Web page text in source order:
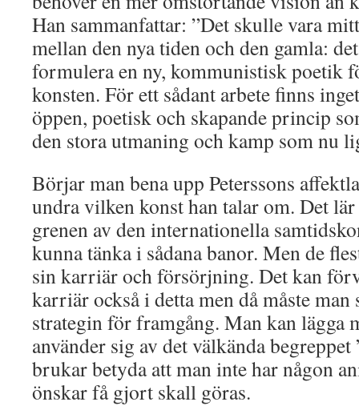
Han sammanfattar: ”Det skulle vara
mellan den nya tiden och den gamla:
formulera en ny, kommunistisk poetik
konsten. För ett sådant arbete finns
öppen, poetisk och skapande princip
den stora utmaning och kamp som nu
Börjar man bena upp Peterssons
undra vilken konst han talar om. Det
grenen av den internationella
kunna tänka i sådana banor. Men de
sin karriär och försörjning. Det kan
karriär också i detta men då måste man
strategin för framgång. Man kan lägga
använder sig av det välkända
brukar betyda att man inte har någon
önskar få gjort skall göras.